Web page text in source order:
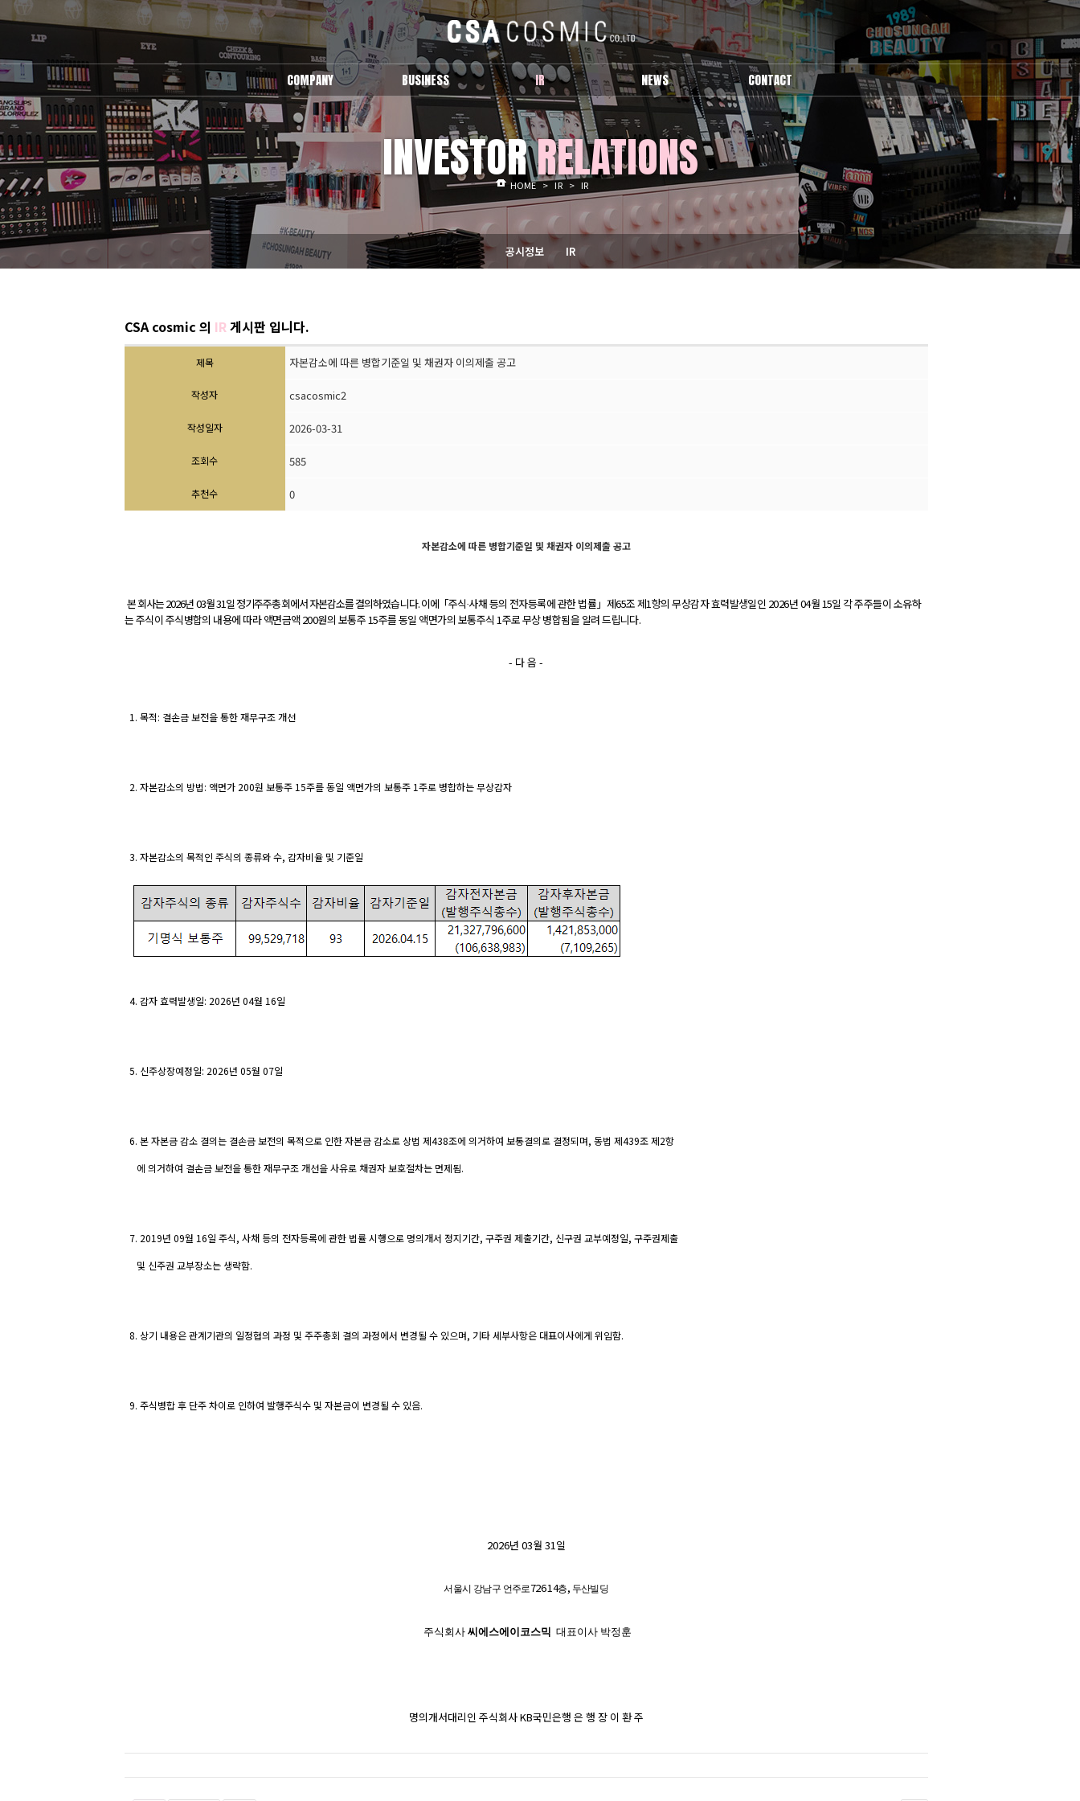
COMPANY
회사소개
오시는길
BUSINESS
브랜드 소개
IR
공시정보
IR
NEWS
Activity
CONTACT
1:1문의
INVESTORRELATIONS
공시정보 IR
HOME > IR > IR
CSA cosmic 의 IR게시판 입니다.
제목 자본감소에 따른 병합기준일 및 채권자 이의제출 공고
작성자 csacosmic2
작성일자 2026-03-31
조회수 585
추천수 0
자본감소에 따른 병합기준일 및 채권자 이의제출 공고
본 회사는2026년03월31일 정기주주총회에서 자본감소를 결의하였습니다.이에「주식·사채 등의 전자등록에 관한 법률」제65조 제1항의 무상감자 효력발생일인 2026년 04월 15일 각 주주들이 소유하
는 주식이 주식병합의 내용에 따라 액면금액 200원의 보통주 15주를 동일 액면가의 보통주식 1주로 무상 병합됨을 알려 드립니다.
- 다 음 -
1 . 목적: 결손금 보전을 통한 재무구조 개선
2. 자본감소의 방법: 액면가 200원 보통주 15주를 동일 액면가의 보통주 1주로 병합하는 무상감자
3. 자본감소의 목적인 주식의 종류와 수, 감자비율 및 기준일
4. 감자 효력발생일: 2026년 04월 16일
5. 신주상장예정일: 2026년 05월 07일
6. 본 자본금 감소 결의는 결손금 보전의 목적으로 인한 자본금 감소로 상법 제438조에 의거하여 보통결의로 결정되며, 동법 제439조 제2항
에 의거하여 결손금 보전을 통한 재무구조 개선을 사유로 채권자 보호절차는 면제됨.
7. 2019년 09월 16일 주식, 사채 등의 전자등록에 관한 법률 시행으로 명의개서 정지기간, 구주권 제출기간, 신구권 교부예정일, 구주권제출
및 신주권 교부장소는 생략함.
8. 상기 내용은 관계기관의 일정협의 과정 및 주주총회 결의 과정에서 변경될 수 있으며, 기타 세부사항은 대표이사에게 위임함.
9. 주식병합 후 단주 차이로 인하여 발행주식수 및 자본금이 변경될 수 있음.
2026년 03월 31일
서울시 강남구 언주로726 14층, 두산빌딩
주식회사 씨에스에이코스믹 대표이사 박정훈
명의개서대리인 주식회사KB국민은행 은 행 장 이 환 주